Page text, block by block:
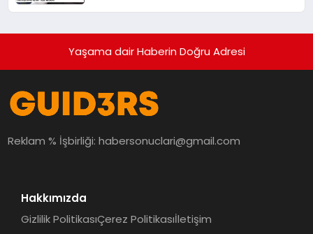
Yaşama dair Haberin Doğru Adresi
Reklam % İşbirliği:habersonuclari@gmail.com
Hakkımızda
Gizlilik PolitikasıÇerez Politikasıİletişim